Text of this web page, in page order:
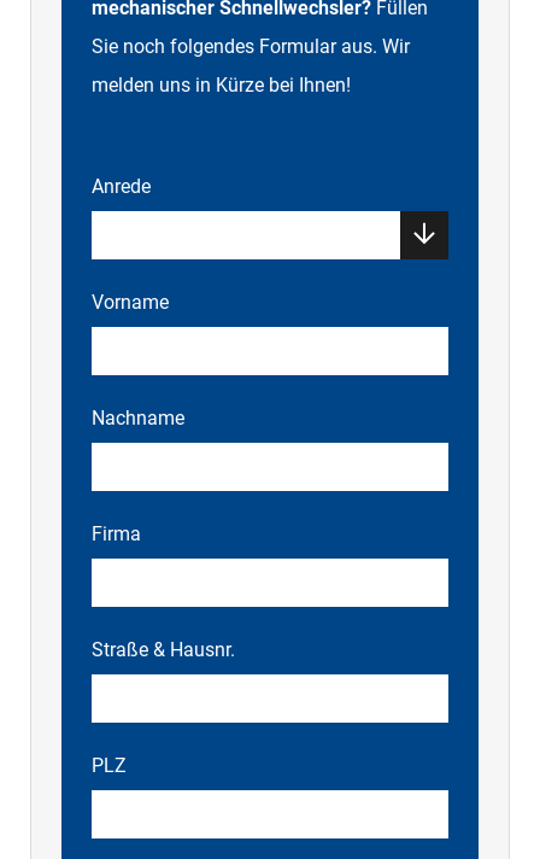
mechanischer Schnellwechsler? Füllen
Sie noch folgendes Formular aus. Wir
melden uns in Kürze bei Ihnen!
Anrede
Vorname
Nachname
Firma
Straße & Hausnr.
PLZ